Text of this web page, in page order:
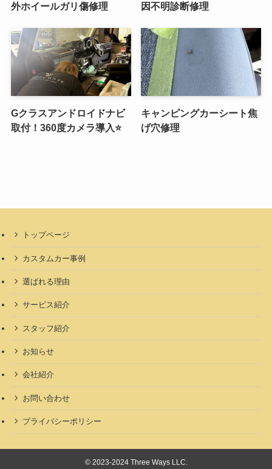
外ホイールガリ傷修理
因不明診断修理
Gクラスアンドロイドナビ
取付！360度カメラ導入⭐️
キャンピングカーシート焦
げ穴修理
トップページ
カスタムカー事例
選ばれる理由
サービス紹介
スタッフ紹介
お知らせ
会社紹介
お問い合わせ
プライバシーポリシー
©2023-2024 Three Ways LLC.